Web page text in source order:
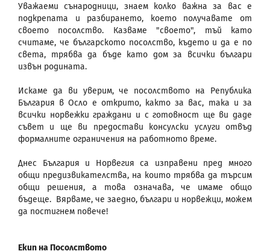
Уважаеми сънародници, знаем колко важна за вас е
подкрепата и разбирането, което получавате от
своето посолство. Казваме "своето", тъй като
считаме, че българското посолство, където и да е по
света, трябва да бъде като дом за всички българи
извън родината.
Искаме да ви уверим, че посолството на Република
България в Осло е открито, както за вас, така и за
всички норвежки граждани и с готовност ще ви даде
съвет и ще ви предостави консулски услуги отвъд
формалните ограничения на работното време.
Днес България и Норвегия са изправени пред много
общи предизвикателства, на които трябва да търсим
общи решения, а това означава, че имаме общо
бъдеще. Вярваме, че заедно, българи и норвежци, можем
да постигнем повече!
Екип на Посолството